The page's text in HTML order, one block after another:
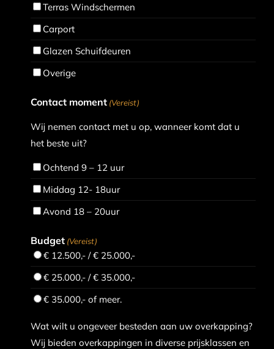
Terras Windschermen
Carport
Glazen Schuifdeuren
Overige
Contact moment (Vereist)
Wij nemen contact met u op, wanneer komt dat u
het beste uit?
Ochtend 9 – 12 uur
Middag 12- 18uur
Avond 18 – 20uur
Budget (Vereist)
€ 12.500,- / € 25.000,-
€ 25.000,- / € 35.000,-
€ 35.000,- of meer.
Wat wilt u ongeveer besteden aan uw overkapping?
Wij bieden overkappingen in diverse prijsklassen en